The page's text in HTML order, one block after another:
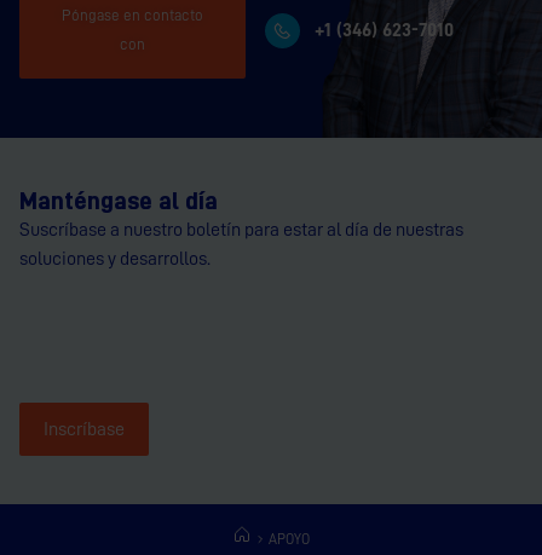
Póngase en contacto
con
+1 (346) 623-7010
Manténgase al día
Suscríbase a nuestro boletín para estar al día de nuestras
soluciones y desarrollos.
Inscríbase
APOYO